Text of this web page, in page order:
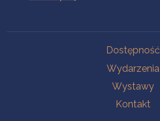
Dostępność
Wydarzenia
Wystawy
Kontakt